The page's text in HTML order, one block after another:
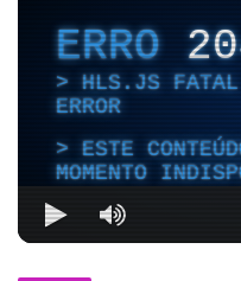
ERRO
HLS.JS FATAL
ERROR
ESTE
MOMENTO